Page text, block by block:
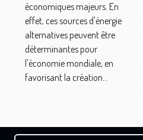
économiques majeurs. En
effet, ces sources d'énergie
alternatives peuvent être
déterminantes pour
l'économie mondiale, en
favorisant la création...